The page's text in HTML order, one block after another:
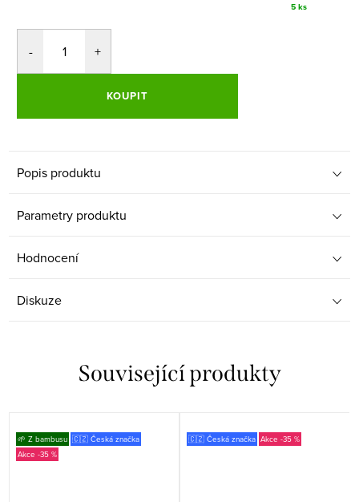
5 ks
KOUPIT
Popis produktu
Parametry produktu
Hodnocení
Diskuze
Související produkty
🌱 Z bambusu 🇨🇿 Česká značka
-35 %
🇨🇿 Česká značka -35 %